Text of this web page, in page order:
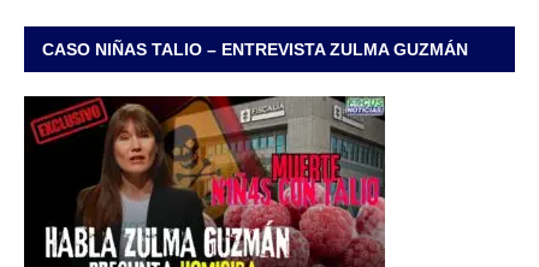
CASO NIÑAS TALIO – ENTREVISTA ZULMA GUZMÁN